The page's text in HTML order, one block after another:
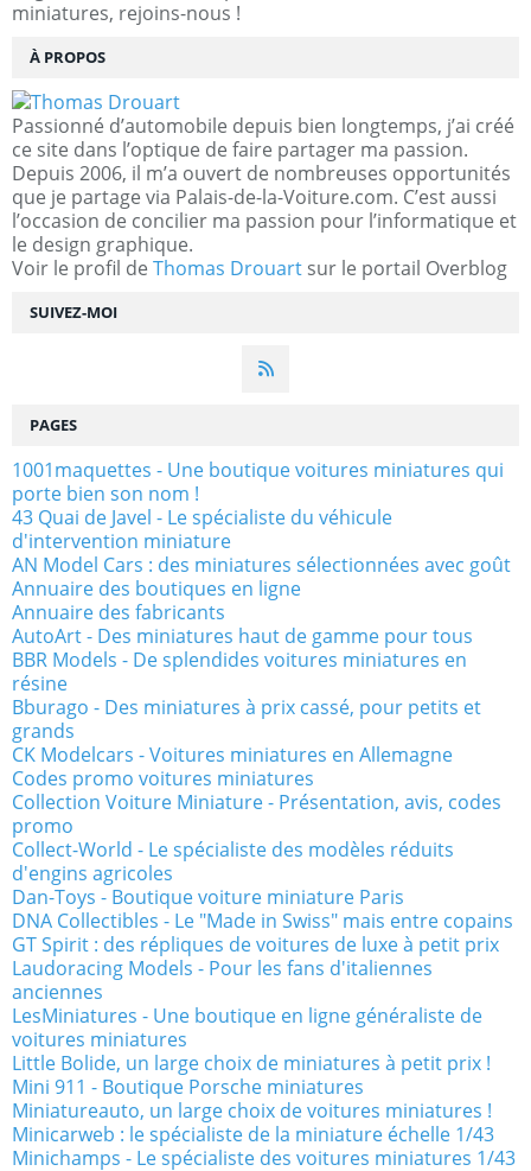
SUIVEZ-MOI
miniatures, rejoins-nous !
À PROPOS
Passionné d’automobile depuis bien longtemps, j’ai créé
ce site dans l’optique de faire partager ma passion.
Depuis 2006, il m’a ouvert de nombreuses opportunités
que je partage via Palais-de-la-Voiture.com. C’est aussi
l’occasion de concilier ma passion pour l’informatique et
le design graphique.
Voir le profil de Thomas Drouart sur le portail Overblog
PAGES
1001maquettes - Une boutique voitures miniatures qui
porte bien son nom !
43 Quai de Javel - Le spécialiste du véhicule
d'intervention miniature
AN Model Cars : des miniatures sélectionnées avec goût
Annuaire des boutiques en ligne
Annuaire des fabricants
AutoArt - Des miniatures haut de gamme pour tous
BBR Models - De splendides voitures miniatures en
résine
Bburago - Des miniatures à prix cassé, pour petits et
grands
CK Modelcars - Voitures miniatures en Allemagne
Codes promo voitures miniatures
Collection Voiture Miniature - Présentation, avis, codes
promo
Collect-World - Le spécialiste des modèles réduits
d'engins agricoles
Dan-Toys - Boutique voiture miniature Paris
DNA Collectibles - Le "Made in Swiss" mais entre copains
GT Spirit : des répliques de voitures de luxe à petit prix
Laudoracing Models - Pour les fans d'italiennes
anciennes
LesMiniatures - Une boutique en ligne généraliste de
voitures miniatures
Little Bolide, un large choix de miniatures à petit prix !
Mini 911 - Boutique Porsche miniatures
Miniatureauto, un large choix de voitures miniatures !
Minicarweb : le spécialiste de la miniature échelle 1/43
Minichamps - Le spécialiste des voitures miniatures 1/43